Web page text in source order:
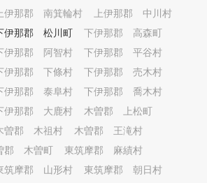
上伊那郡 南箕輪村
上伊那郡 中川村
伊那郡 松川町
下伊那郡 高森町
伊那郡 阿智村
下伊那郡 平谷村
伊那郡 下條村
下伊那郡 売木村
伊那郡 泰阜村
下伊那郡 喬木村
伊那郡 大鹿村
木曽郡 上松町
曽郡 木祖村
木曽郡 王滝村
郡 木曽町
東筑摩郡 麻績村
筑摩郡 山形村
東筑摩郡 朝日村